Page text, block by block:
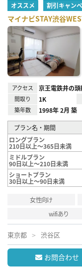
オススメ 割引キャン
マイナビSTAY渋谷
アクセス 京王電鉄井の
間取り 1K
築年数 1998年 2月 築
プラン名・期間
ロングプラン
210日以上～365日未満
ミドルプラン
90日以上～210日未満
ショートプラン
30日以上～90日未満
女性向け
wifiあり
東京都 渋谷区
お問合わせ